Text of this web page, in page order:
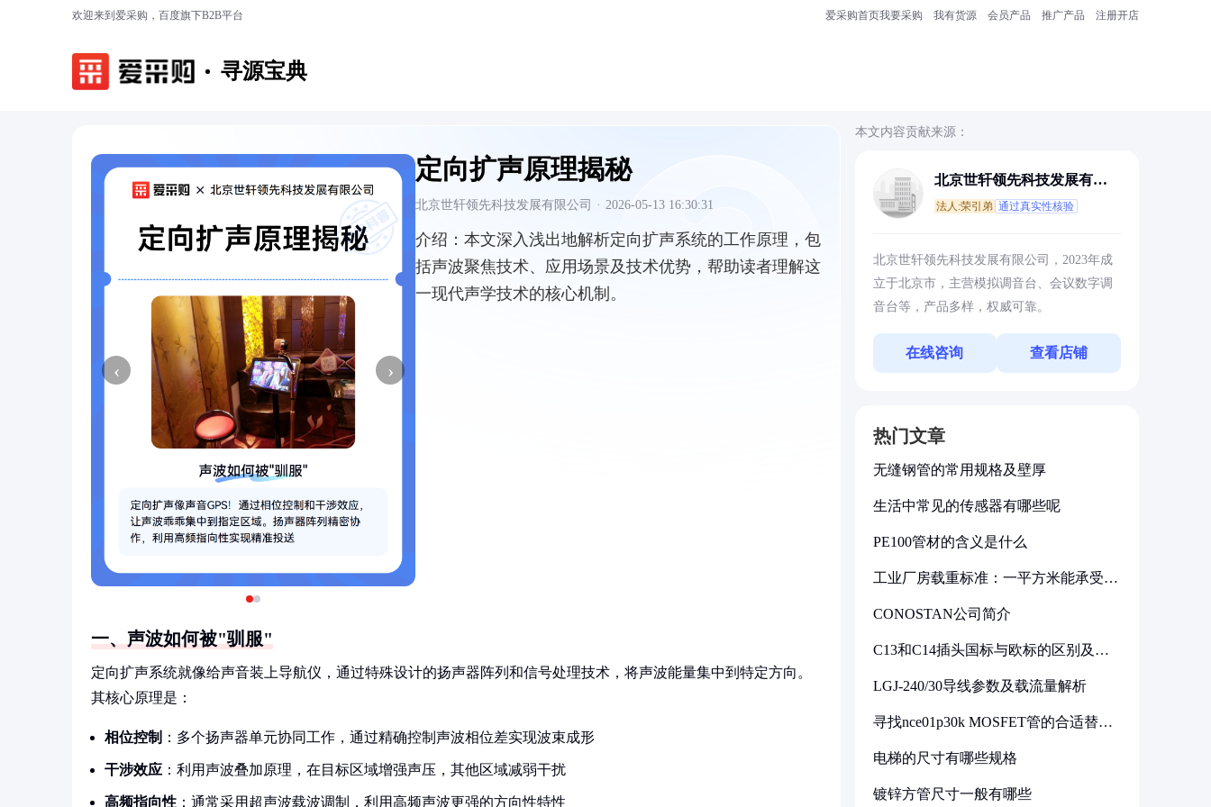
欢迎来到爱采购，百度旗下B2B平台 爱采购首页我要采购 我有货源 会员产品 推广产品 注册开店
寻源宝典
‹ ›
定向扩声原理揭秘
北京世轩领先科技发展有限公司 · 2026-05-13 16:30:31
介绍： 本文深入浅出地解析定向扩声系统的工作原理，包
括声波聚焦技术、应用场景及技术优势，帮助读者理解这
一现代声学技术的核心机制。
一、声波如何被"驯服"
定向扩声系统就像给声音装上导航仪，通过特殊设计的扬声器阵列和信号处理技术，将声波能量集中到特定方向。
其核心原理是：
相位控制 ：多个扬声器单元协同工作，通过精确控制声波相位差实现波束成形
干涉效应 ：利用声波叠加原理，在目标区域增强声压，其他区域减弱干扰
高频指向性 ：通常采用超声波载波调制，利用高频声波更强的方向性特性
本文内容贡献来源：
北京世轩领先科技发展有限
法人:荣引弟 通过真实性核验
北京世轩领先科技发展有限公司，2023年成
立于北京市，主营模拟调音台、会议数字调
音台等，产品多样，权威可靠。
在线咨询 查看店铺
热门文章
无缝钢管的常用规格及壁厚
生活中常见的传感器有哪些呢
PE100管材的含义是什么
工业厂房载重标准：一平方米能承受多
CONOSTAN公司简介
C13和C14插头国标与欧标的区别及其
LGJ-240/30导线参数及载流量解析
寻找nce01p30k MOSFET管的合适替代
电梯的尺寸有哪些规格
镀锌方管尺寸一般有哪些